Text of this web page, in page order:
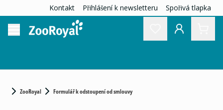
Kontakt Přihlášení k newsletteru Spořivá tlapka
ZooRoyal Formulář k odstoupení od smlouvy